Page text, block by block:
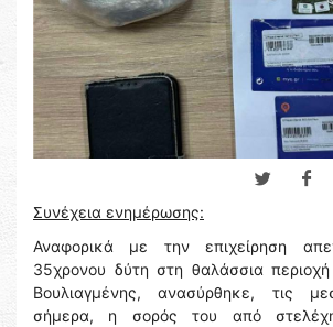
Συνέχεια ενημέρωσης:
Αναφορικά με την επιχείρηση
35χρονου δύτη στη θαλάσσια
Βουλιαγμένης, ανασύρθηκε, τις
σήμερα, η σορός του από